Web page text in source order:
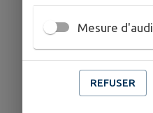
Mesure
REFUSER